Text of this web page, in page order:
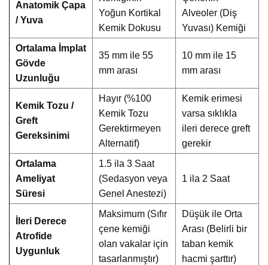
Anatomik Çapa
/ Yuva
Yoğun Kortikal
Kemik Dokusu
Alveoler (Diş
Yuvası) Kemiği
Ortalama İmplat
Gövde
Uzunluğu
35 mm ile 55
mm arası
10 mm ile 15
mm arası
Kemik Tozu /
Greft
Gereksinimi
Hayır (%100
Kemik Tozu
Gerektirmeyen
Alternatif)
Kemik erimesi
varsa sıklıkla
ileri derece greft
gerekir
Ortalama
Ameliyat
Süresi
1.5 ila 3 Saat
(Sedasyon veya
Genel Anestezi)
1 ila 2 Saat
İleri Derece
Atrofide
Uygunluk
Maksimum (Sıfır
çene kemiği
olan vakalar için
tasarlanmıştır)
Düşük ile Orta
Arası (Belirli bir
taban kemik
hacmi şarttır)